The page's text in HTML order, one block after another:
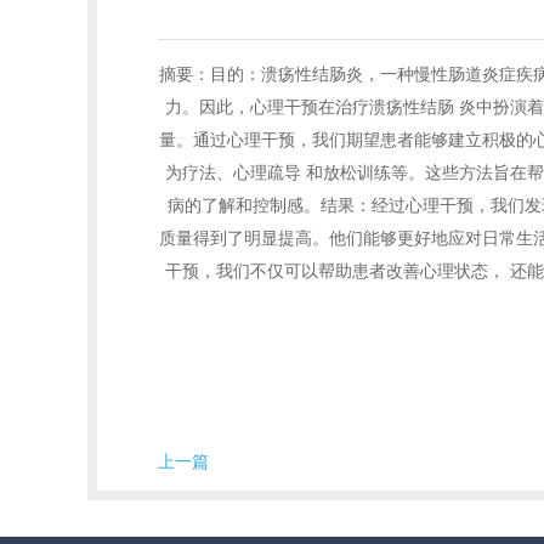
摘要：目的：溃疡性结肠炎，一种慢性肠道炎症
力。因此，心理干预在治疗溃疡性结肠 炎中扮演
量。通过心理干预，我们期望患者能够建立积极
为疗法、心理疏导 和放松训练等。这些方法旨在
病的了解和控制感。结果：经过心理干预，我们
质量得到了明显提高。他们能够更好地应对日常
干预，我们不仅可以帮助患者改善心理状态， 还
上一篇